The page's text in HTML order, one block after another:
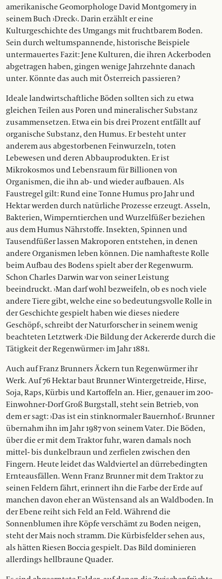
amerikanische Geomorphologe David Mont­gomery in
seinem Buch ›Dreck‹. Darin erzählt er eine
Kulturgeschichte des Umgangs mit fruchtbarem Boden.
Sein durch weltumspannende, historische Beispiele
untermauertes Fazit: Jene Kulturen, die ihren Ackerboden
abgetragen haben, gingen wenige Jahrzehnte danach
unter. Könnte das auch mit Österreich passieren?
Ideale landwirtschaftliche Böden sollten sich zu etwa
gleichen Teilen aus Poren und mineralischer Substanz
zusammensetzen. Etwa ein bis drei Prozent entfällt auf
organische Substanz, den Humus. Er besteht unter
anderem aus abgestorbenen Feinwurzeln, toten
Lebewesen und deren ­Abbauprodukten. Er ist
Mikrokosmos und Lebensraum für Billionen von
Organismen, die ihn ab- und wieder aufbauen. Als
Faustregel gilt: Rund eine Tonne Humus pro Jahr und
Hektar werden durch natürliche Prozesse erzeugt. Asseln,
Bakterien, Wimperntierchen und Wurzelfüßer beziehen
aus dem Humus Nährstoffe. Insekten, Spinnen und
Tausendfüßer lassen Makroporen entstehen, in denen
andere Organismen leben können. Die namhafteste Rolle
beim Aufbau des Bodens spielt aber der Regenwurm.
Schon Charles Darwin war von seiner Leistung
beeindruckt. ›Man darf wohl bezweifeln, ob es noch viele
andere Tiere gibt, welche eine so bedeutungsvolle Rolle in
der Geschichte gespielt haben wie dieses niedere
Geschöpf‹, schreibt der Naturforscher in seinem wenig
beachteten Letztwerk ›Die Bildung der Ackererde durch die
Tätigkeit der Regenwürmer‹ im Jahr 1881.
Auch auf Franz Brunners Äckern tun Regenwürmer ihr
Werk. Auf 76 Hektar baut Brunner Wintergetreide, Hirse,
Soja, Raps, Kürbis und Kartoffeln an. Hier, genauer im 200-
Einwohner-Dorf Groß Burgstall, steht sein Betrieb, von
dem er sagt: ›Das ist ein stinknormaler Bauernhof.‹ Brunner
übernahm ihn im Jahr 1987 von seinem Vater. Die Böden,
über die er mit dem Traktor fuhr, waren damals noch
mittel- bis dunkelbraun und zerfielen zwischen den
Fingern. Heute leidet das Waldviertel an dürrebedingten
Ernteausfällen. Wenn Franz Brunner mit dem Traktor zu
seinen Feldern fährt, erinnert ihn die Farbe der Erde auf
manchen davon eher an Wüstensand als an Waldboden. In
der Ebene reiht sich Feld an Feld. Während die
Sonnenblumen ihre Köpfe verschämt zu Boden neigen,
steht der Mais noch stramm. Die Kürbisfelder sehen aus,
als hätten Riesen Boccia gespielt. Das Bild dominieren
allerdings hellbraune Quader.